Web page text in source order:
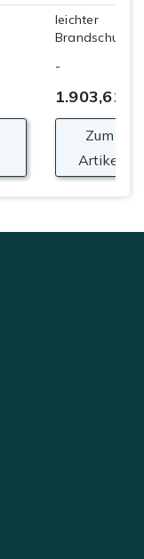
leichter
Brandschutz
-
1.903,61 €
Zum
Artikel